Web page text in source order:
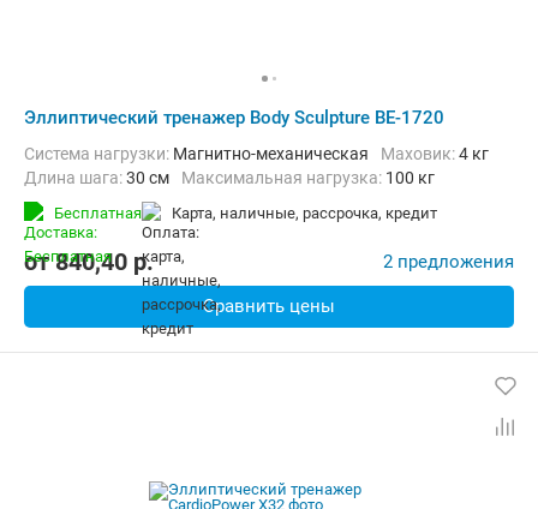
Эллиптический тренажер Body Sculpture BE-1720
Система нагрузки: Магнитно-механическая Маховик:4 кг
Длина шага:30 см Максимальная нагрузка: 100 кг
Бесплатная карта, наличные, рассрочка, кредит
от840,40 p. 2 предложения
Сравнить цены